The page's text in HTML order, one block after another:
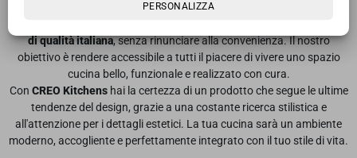
PERSONALIZZA
di qualità italiana, senza rinunciare alla convenienza. Il nostro
obiettivo è rendere accessibile a tutti il piacere di vivere uno spazio
cucina bello, funzionale e realizzato con cura.
Con CREO Kitchenshai la certezza di un prodotto che segue le ultime
tendenze del design, grazie a una costante ricerca stilistica e
all'attenzione per i dettagli estetici. La tua cucina sarà un ambiente
moderno, accogliente e perfettamente integrato con il tuo stile di vita.